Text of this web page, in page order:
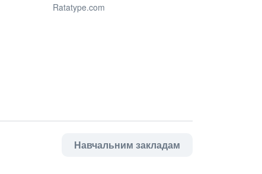
Ratatype.com
Навчальним закладам